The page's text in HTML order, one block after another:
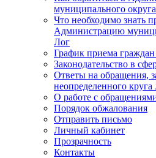
муниципального
Что необходимо знать
Администрацию
Лог
График приема
Законодательство в
Ответы на обращения,
неопределенного круга
О работе с
Порядок обжалования
Отправить письмо
Личный кабинет
Прозрачность
Контакты